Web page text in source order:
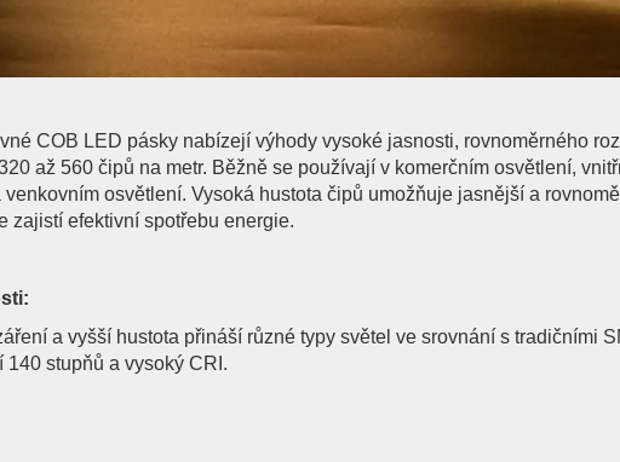
COB LED pásky nabízejí výhody vysoké jasnosti, rovnoměrného
až 560 čipů na metr. Běžně se používají v komerčním osvětlení,
venkovním osvětlení. Vysoká hustota čipů umožňuje jasnější a
zajistí efektivní spotřebu energie.
a vyšší hustota přináší různé typy světel ve srovnání s tradičními
140 stupňů a vysoký CRI.